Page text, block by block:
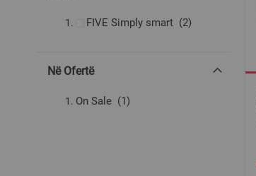
FIVE Simply smart 2produkte
Në Ofertë
On Sale 1produkt